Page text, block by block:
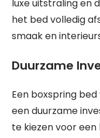
luxe uitstraling en
het bed volledig
smaak en
Duurzame
Een boxspring
een duurzame
te kiezen voor